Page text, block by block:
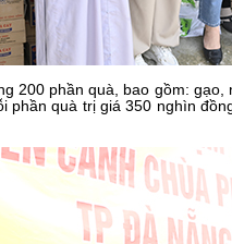
200 phần quà, bao gồm: gạo,
phần quà trị giá 350 nghìn